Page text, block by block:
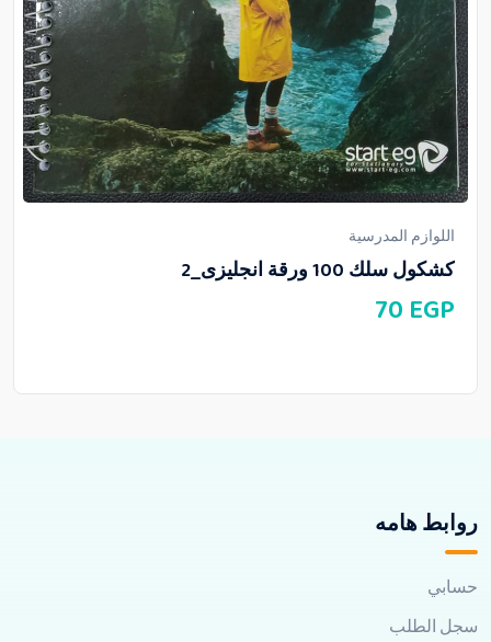
اللوازم المدرسية
كشكول سلك 100 ورقة انجليزى_2
70 EGP
روابط هامه
حسابي
سجل الطلب